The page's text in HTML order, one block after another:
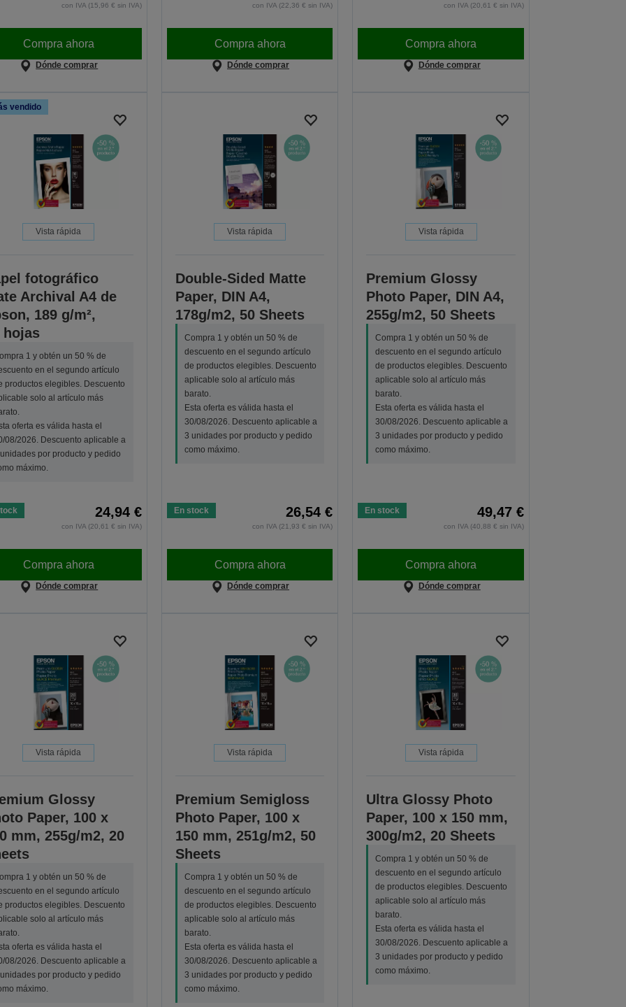
con IVA (15,96 € sin IVA)
Compra ahora
Dónde comprar
con IVA (22,36 € sin IVA)
Compra ahora
Dónde comprar
con IVA (20,61 € sin IVA)
Compra ahora
Dónde comprar
vendido
Vista rápida
fotográfico
Archival A4 de
189 g/m²,
hojas
1 y obtén un 50 % de
en el segundo artículo
productos elegibles. Descuento
solo al artículo más
oferta es válida hasta el
08/2026. Descuento aplicable a
por producto y pedido
máximo.
24,94 €
con IVA (20,61 € sin IVA)
Compra ahora
Dónde comprar
Vista rápida
Double-Sided Matte
Paper, DIN A4,
178g/m2, 50 Sheets
Compra 1 y obtén un 50 % de
descuento en el segundo artículo
de productos elegibles. Descuento
aplicable solo al artículo más
barato.
Esta oferta es válida hasta el
30/08/2026. Descuento aplicable a
3 unidades por producto y pedido
como máximo.
En stock 26,54 €
con IVA (21,93 € sin IVA)
Compra ahora
Dónde comprar
Vista rápida
Premium Glossy
Photo Paper, DIN A4,
255g/m2, 50 Sheets
Compra 1 y obtén un 50 % de
descuento en el segundo artículo
de productos elegibles. Descuento
aplicable solo al artículo más
barato.
Esta oferta es válida hasta el
30/08/2026. Descuento aplicable a
3 unidades por producto y pedido
como máximo.
En stock 49,47 €
con IVA (40,88 € sin IVA)
Compra ahora
Dónde comprar
Vista rápida
Glossy
Paper, 100 x
mm, 255g/m2, 20
1 y obtén un 50 % de
en el segundo artículo
productos elegibles. Descuento
solo al artículo más
oferta es válida hasta el
08/2026. Descuento aplicable a
por producto y pedido
máximo.
Vista rápida
Premium Semigloss
Photo Paper, 100 x
150 mm, 251g/m2, 50
Sheets
Compra 1 y obtén un 50 % de
descuento en el segundo artículo
de productos elegibles. Descuento
aplicable solo al artículo más
barato.
Esta oferta es válida hasta el
30/08/2026. Descuento aplicable a
3 unidades por producto y pedido
como máximo.
Vista rápida
Ultra Glossy Photo
Paper, 100 x 150 mm,
300g/m2, 20 Sheets
Compra 1 y obtén un 50 % de
descuento en el segundo artículo
de productos elegibles. Descuento
aplicable solo al artículo más
barato.
Esta oferta es válida hasta el
30/08/2026. Descuento aplicable a
3 unidades por producto y pedido
como máximo.